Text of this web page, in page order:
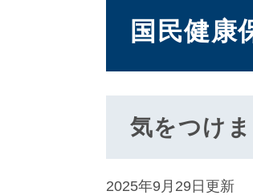
国民健康
気をつけ
2025年9月29日更新